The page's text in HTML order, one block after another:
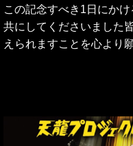
この記念すべき1日にか
共にしてくださいました
えられますことを心より